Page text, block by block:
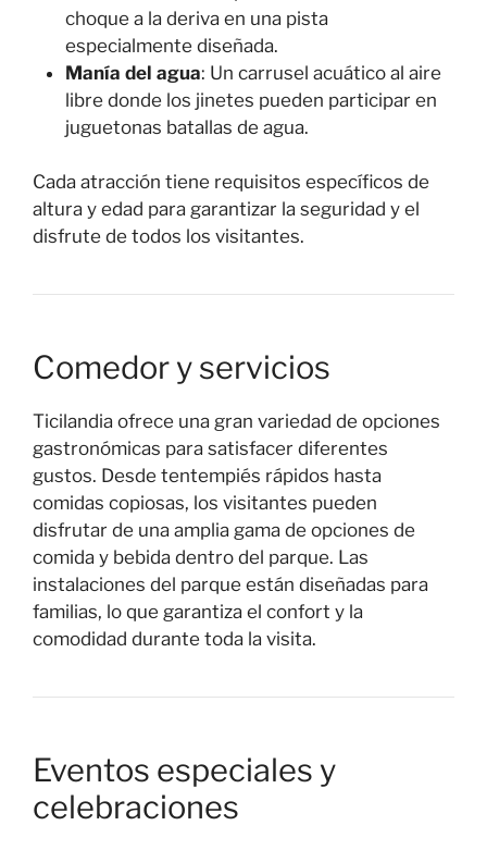
choque a la deriva en una pista
especialmente diseñada.
Manía del agua: Un carrusel acuático al aire
libre donde los jinetes pueden participar en
juguetonas batallas de agua.
Cada atracción tiene requisitos específicos de
altura y edad para garantizar la seguridad y el
disfrute de todos los visitantes.
Comedor y servicios
Ticilandia ofrece una gran variedad de opciones
gastronómicas para satisfacer diferentes
gustos. Desde tentempiés rápidos hasta
comidas copiosas, los visitantes pueden
disfrutar de una amplia gama de opciones de
comida y bebida dentro del parque. Las
instalaciones del parque están diseñadas para
familias, lo que garantiza el confort y la
comodidad durante toda la visita.
Eventos especiales y
celebraciones